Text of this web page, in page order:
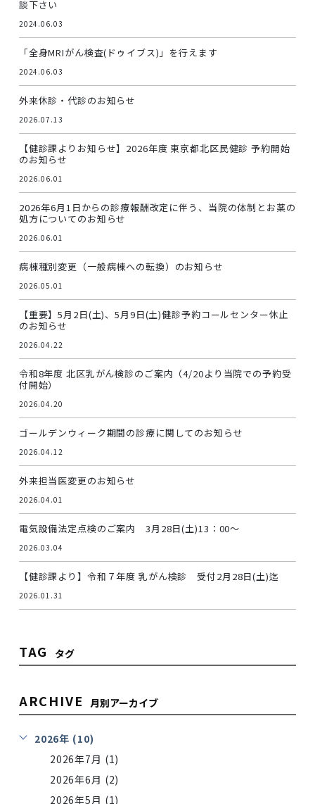
談下さい
2024.06.03
「全身MRIがん検査(ドゥイブス)」を行えます
2024.06.03
外来休診・代診のお知らせ
2026.07.13
【健診課よりお知らせ】2026年度 東京都北区民健診 予約開始
のお知らせ
2026.06.01
2026年6月1日からの診療報酬改定に伴う、当院の体制とお薬の
処方についてのお知らせ
2026.06.01
病棟種別変更（一般病棟への転換）のお知らせ
2026.05.01
【重要】5月2日(土)、5月9日(土)健診予約コールセンター休止
のお知らせ
2026.04.22
令和8年度 北区乳がん検診のご案内（4/20より当院での予約受
付開始）
2026.04.20
ゴールデンウィーク期間の診療に関してのお知らせ
2026.04.12
外来担当医変更のお知らせ
2026.04.01
電気設備法定点検のご案内 3月28日(土)13：00～
2026.03.04
【健診課より】令和７年度 乳がん検診 受付2月28日(土)迄
2026.01.31
TAG タグ
ARCHIVE 月別アーカイブ
2026年 (10)
2026年7月 (1)
2026年6月 (2)
2026年5月 (1)